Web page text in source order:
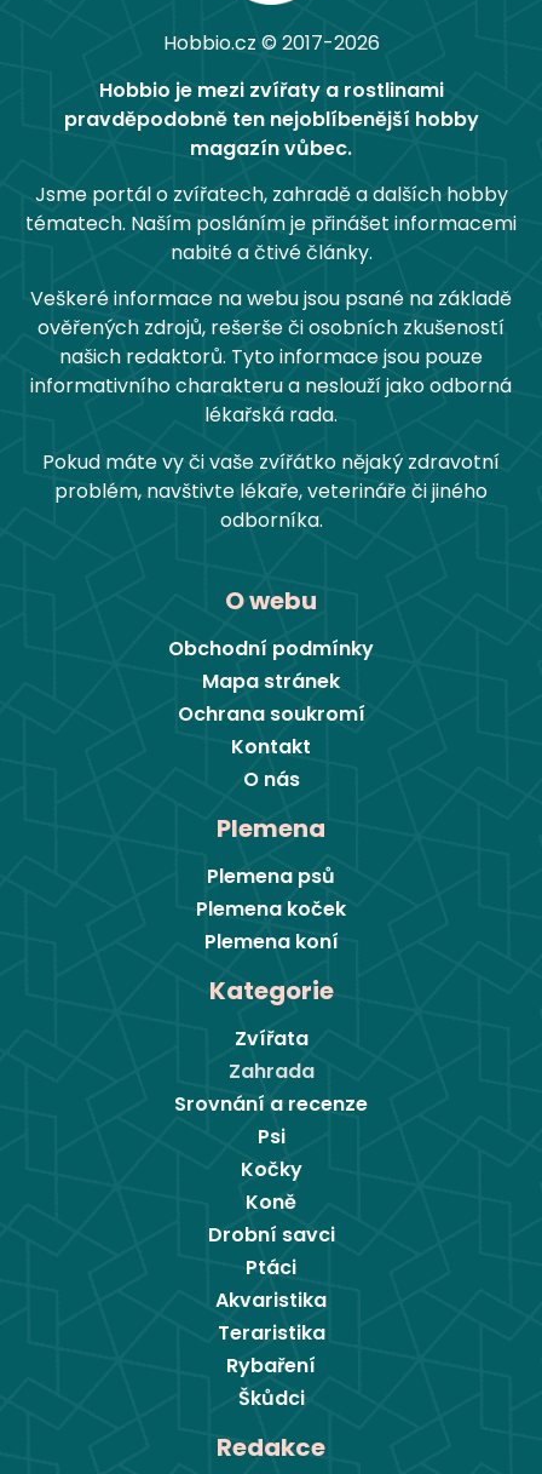
Hobbio.cz © 2017-2026
Hobbio je mezi zvířaty a rostlinami
pravděpodobně ten nejoblíbenější hobby
magazín vůbec.
Jsme portál o zvířatech, zahradě a dalších hobby
tématech. Naším posláním je přinášet informacemi
nabité a čtivé články.
Veškeré informace na webu jsou psané na základě
ověřených zdrojů, rešerše či osobních zkušeností
našich redaktorů. Tyto informace jsou pouze
informativního charakteru a neslouží jako odborná
lékařská rada.
Pokud máte vy či vaše zvířátko nějaký zdravotní
problém, navštivte lékaře, veterináře či jiného
odborníka.
O webu
Obchodní podmínky
Mapa stránek
Ochrana soukromí
Kontakt
O nás
Plemena
Plemena psů
Plemena koček
Plemena koní
Kategorie
Zvířata
Zahrada
Srovnání a recenze
Psi
Kočky
Koně
Drobní savci
Ptáci
Akvaristika
Teraristika
Rybaření
Škůdci
Redakce